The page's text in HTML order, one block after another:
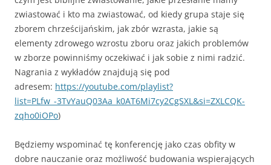
zwiastować i kto ma zwiastować, od kiedy grupa staje się
zborem chrześcijańskim, jak zbór wzrasta, jakie są
elementy zdrowego wzrostu zboru oraz jakich problemów
w zborze powinniśmy oczekiwać i jak sobie z nimi radzić.
Nagrania z wykładów znajdują się pod
adresem: https://youtube.com/playlist?
list=PLfw_-3TvYauQ03Aa_k0AT6Mi7cy2CgSXL&si=ZXLCQK-
zqho0iOPo)
Będziemy wspominać tę konferencję jako czas obfity w
dobre nauczanie oraz możliwość budowania wspierających